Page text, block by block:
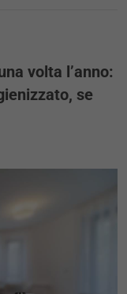
volta l’anno:
se